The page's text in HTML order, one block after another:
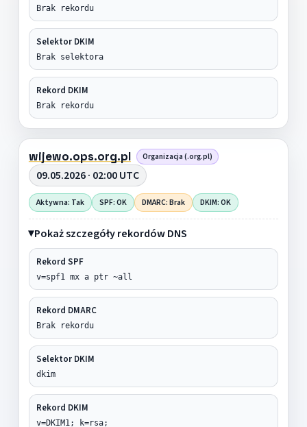
Brak rekordu
Selektor DKIM
Brak selektora
Rekord DKIM
Brak rekordu
wijewo.ops.org.pl Organizacja (.org.pl)
09.05.2026 · 02:00 UTC
Aktywna: Tak SPF: OK DMARC: Brak DKIM: OK
Pokaż szczegóły rekordów DNS
Rekord SPF
v=spf1 mx a ptr ~all
Rekord DMARC
Brak rekordu
Selektor DKIM
dkim
Rekord DKIM
v=DKIM1; k=rsa;